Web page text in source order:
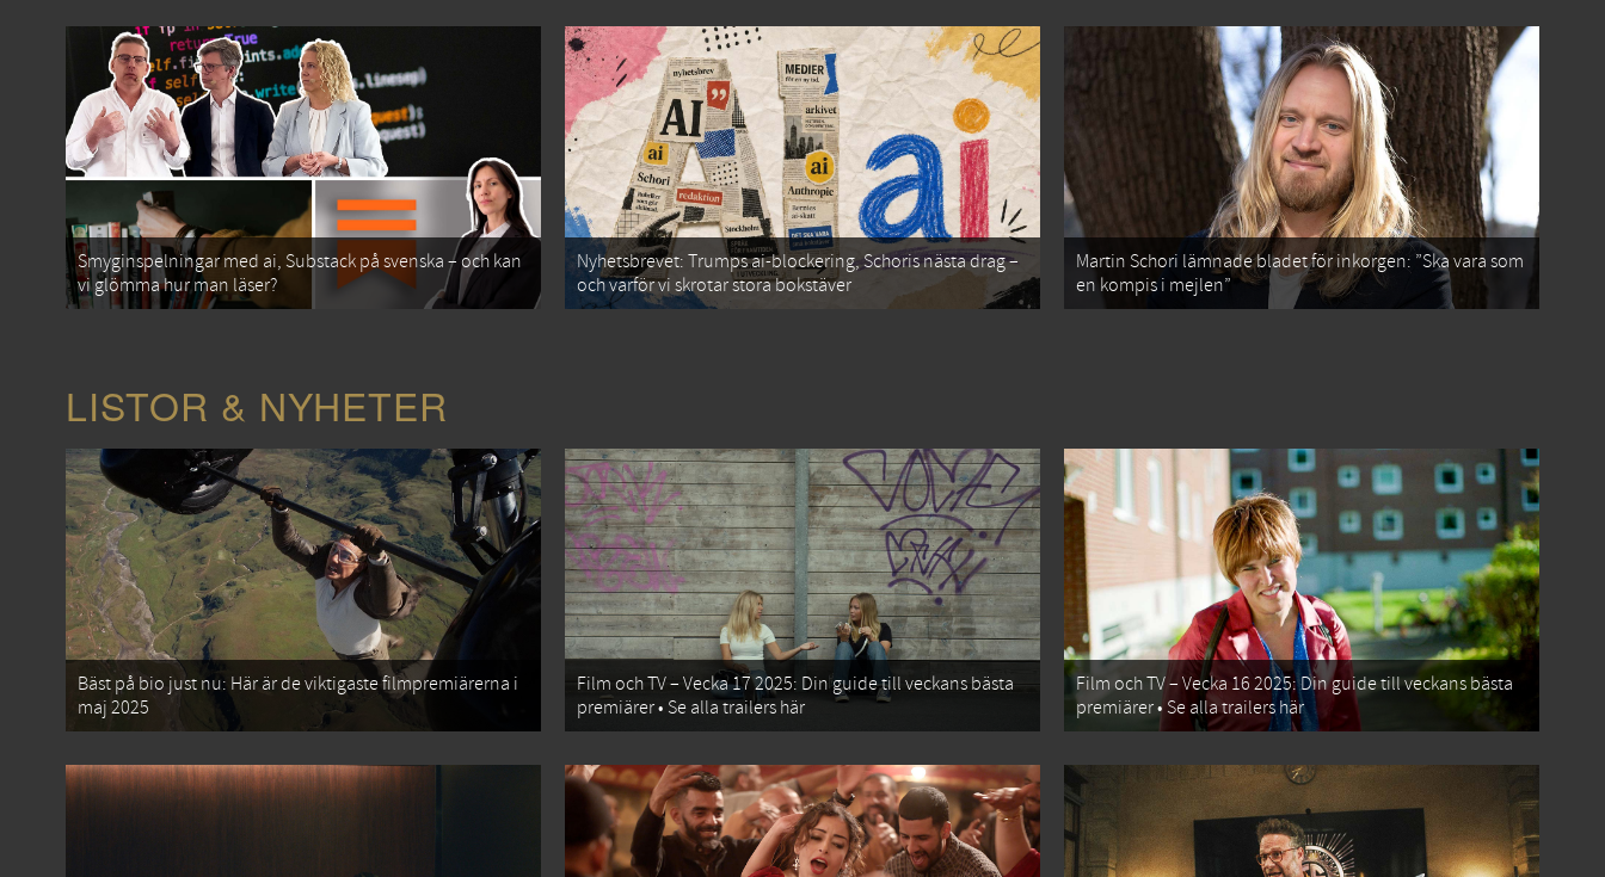
Smyginspelningar med ai, Substack på svenska – och kan
vi glömma hur man läser?
Nyhetsbrevet: Trumps ai-blockering, Schoris nästa drag –
och varför vi skrotar stora bokstäver
Martin Schori lämnade bladet för inkorgen: ”Ska vara som
en kompis i mejlen”
LISTOR & NYHETER
Bäst på bio just nu: Här är de viktigaste filmpremiärerna i
maj 2025
Film och TV – Vecka 17 2025: Din guide till veckans bästa
premiärer • Se alla trailers här
Film och TV – Vecka 16 2025: Din guide till veckans bästa
premiärer • Se alla trailers här